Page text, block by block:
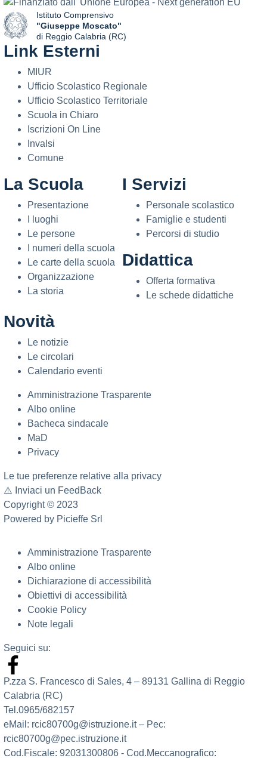
Istituto Comprensivo
"Giuseppe Moscato"
di Reggio Calabria (RC)
— Visita la pagina iniziale della scuola
Link Esterni
MIUR
Ufficio Scolastico Regionale
Ufficio Scolastico Territoriale
Scuola in Chiaro
Iscrizioni On Line
Invalsi
Comune
La Scuola
Presentazione
I luoghi
Le persone
I numeri della scuola
Le carte della scuola
Organizzazione
La storia
I Servizi
Personale scolastico
Famiglie e studenti
Percorsi di studio
Didattica
Offerta formativa
Le schede didattiche
Novità
Le notizie
Le circolari
Calendario eventi
Amministrazione Trasparente
Albo online
Bacheca sindacale
MaD
Privacy
Le tue preferenze relative alla privacy
⚠️ Inviaci un FeedBack
Copyright © 2023
Powered by Picieffe Srl
Amministrazione Trasparente
Albo online
Dichiarazione di accessibilità
Obiettivi di accessibilità
Cookie Policy
Note legali
Seguici su:
P.zza S. Francesco di Sales, 4 – 89131 Gallina di Reggio
Calabria (RC)
Tel.0965/682157
eMail: rcic80700g@istruzione.it – Pec:
rcic80700g@pec.istruzione.it
Cod.Fiscale: 92031300806 - Cod.Meccanografico: